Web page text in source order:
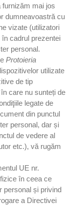
mai jos
dumneavoastră cu
vizate (utilizatori
cadrul prezentei
personal.
Protoieria
utilizate
de tip
care nu sunteți de
legate de
din punctul
personal, dar și
de vedere al
etc.), vă rugăm
UE nr.
în ceea ce
personal și privind
a Directivei